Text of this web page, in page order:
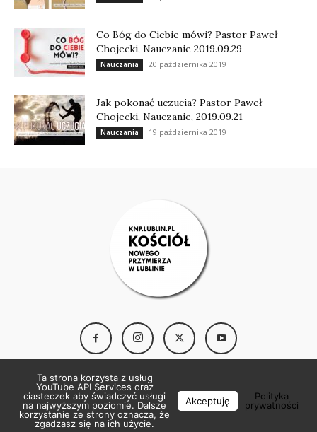
Co Bóg do Ciebie mówi? Pastor Paweł
Chojecki, Nauczanie 2019.09.29
Nauczania 20 października 2019
Jak pokonać uczucia? Pastor Paweł
Chojecki, Nauczanie, 2019.09.21
Nauczania 19 października 2019
© Copyright 2018 - Kościół Nowego Przymierza w Lublinie
Ta strona korzysta z usług
YouTube API Services oraz
ciasteczek aby świadczyć usługi
na najwyższym poziomie. Dalsze
korzystanie ze strony oznacza, że
zgadzasz się na ich użycie.
Akceptuję
Polityka
prywatności